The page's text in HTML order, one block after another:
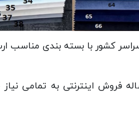
فروش اینترنتی به تمامی